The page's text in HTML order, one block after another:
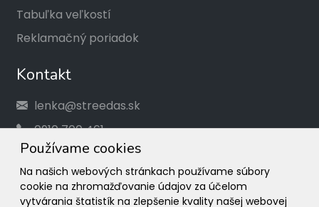
Používame cookies
Na našich webových stránkach používame súbory
cookie na zhromažďovanie údajov za účelom
vytvárania štatistík na zlepšenie kvality našej webovej
Tabuľka veľkostí
Reklamačný poriadok
Kontakt
lenka@streedas.sk
0910 700 461
Social
Facebook